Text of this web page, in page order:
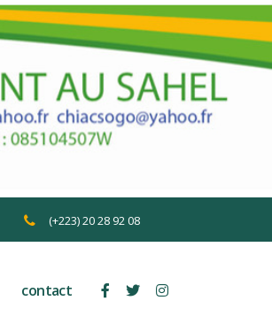
(+223) 20 28 92 08
contact